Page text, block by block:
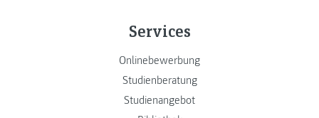
Services
Onlinebewerbung
Studienberatung
Studienangebot